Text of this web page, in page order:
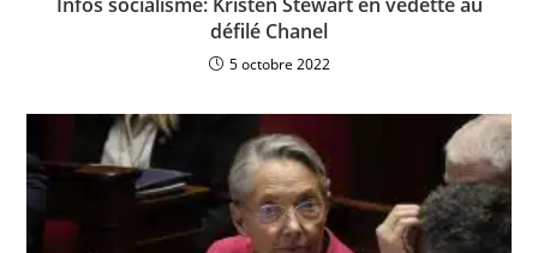
Infos socialisme: Kristen Stewart en vedette au
défilé Chanel
5 octobre 2022